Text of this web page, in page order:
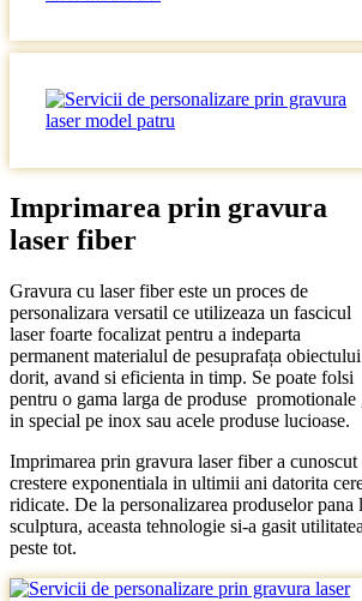
Imprimarea prin gravura
laser fiber
Gravura cu laser fiber este un proces de
personalizara versatil ce utilizeaza un fascicul
laser foarte focalizat pentru a indeparta
permanent materialul de pesuprafața obiectului
dorit, avand si eficienta in timp. Se poate folsi
pentru o gama larga de produse promotionale
in special pe inox sau acele produse lucioase.
Imprimarea prin gravura laser fiber a cunoscut
crestere exponentiala in ultimii ani datorita
ridicate. De la personalizarea produselor pana
sculptura, aceasta tehnologie si-a gasit utilitatea
peste tot.